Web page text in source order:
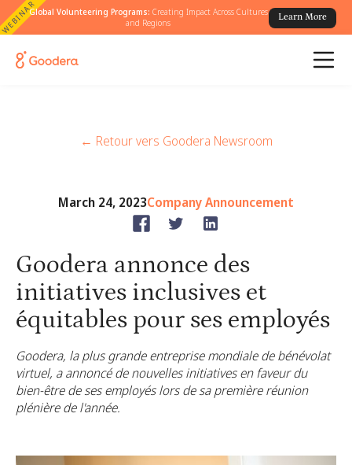
WEBINARGlobal Volunteering Programs: Creating Impact Across Cultures
and Regions
Learn More
← Retour vers Goodera Newsroom
March 24, 2023Company Announcement
Goodera annonce des
initiatives inclusives et
équitables pour ses employés
Goodera, la plus grande entreprise mondiale de bénévolat
virtuel, a annoncé de nouvelles initiatives en faveur du
bien-être de ses employés lors de sa première réunion
plénière de l'année.